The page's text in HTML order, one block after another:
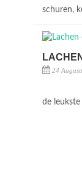
schuren,
24
de